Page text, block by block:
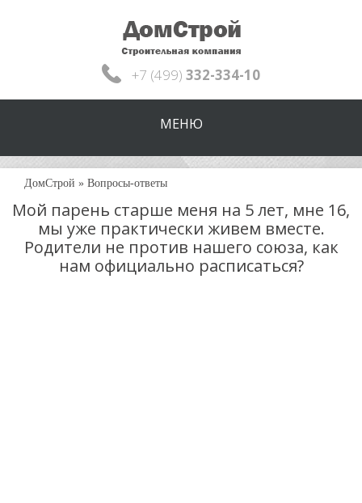
+7 (499) 332-334-10
МЕНЮ
ДомСтрой » Вопросы-ответы
Мой парень старше меня на 5 лет, мне 16,
мы уже практически живем вместе.
Родители не против нашего союза, как
нам официально расписаться?